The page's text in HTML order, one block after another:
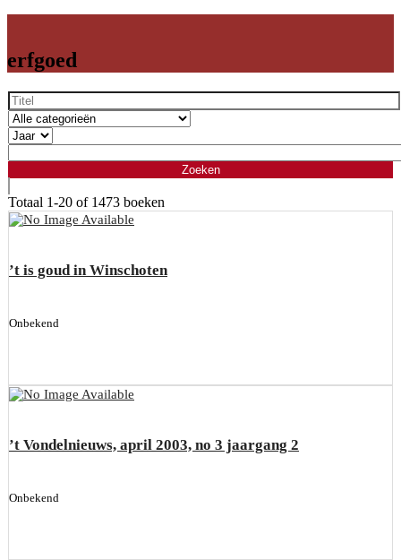
erfgoed
Totaal 1-20 of 1473 boeken
’t is goud in Winschoten
Onbekend
’t Vondelnieuws, april 2003, no 3 jaargang 2
Onbekend